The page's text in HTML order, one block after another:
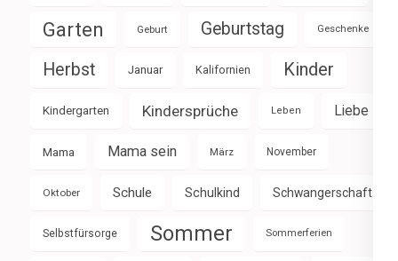
Garten Geburt Geburtstag Geschenke
Herbst Januar Kalifornien Kinder
Kindergarten Kindersprüche Leben Liebe
Mama Mama sein März November
Oktober Schule Schulkind Schwangerschaft
Selbstfürsorge Sommer Sommerferien